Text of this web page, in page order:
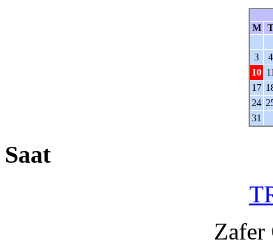
M
3
4
10
17
24
31
Saat
Zafer